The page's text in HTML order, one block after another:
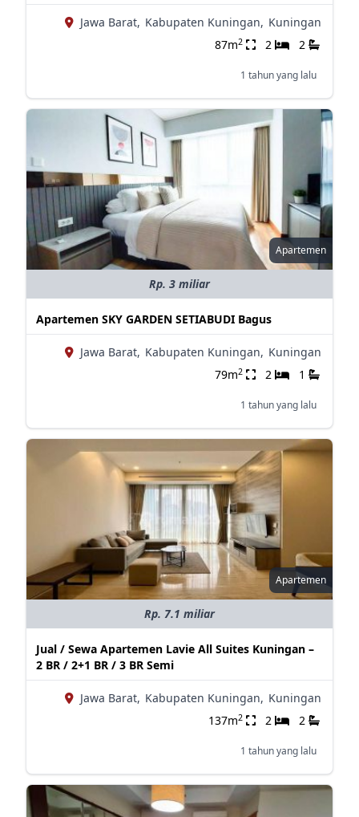
Jawa Barat, Kabupaten Kuningan, Kuningan
87m2 2 2
1 tahun yang lalu
Apartemen
Rp. 3 miliar
Apartemen SKY GARDEN SETIABUDI Bagus
Jawa Barat, Kabupaten Kuningan, Kuningan
79m2 2 1
1 tahun yang lalu
Apartemen
Rp. 7.1 miliar
Jual / Sewa Apartemen Lavie All Suites Kuningan –
2 BR / 2+1 BR / 3 BR Semi
Jawa Barat, Kabupaten Kuningan, Kuningan
137m2 2 2
1 tahun yang lalu